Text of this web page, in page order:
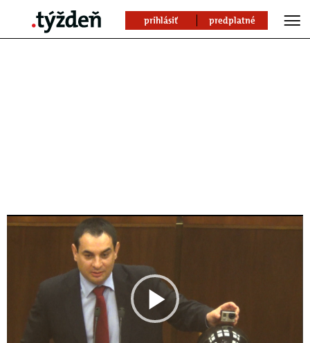
prihlásiť predplatné
Play